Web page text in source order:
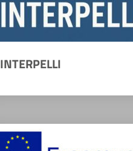
INTERPELLI